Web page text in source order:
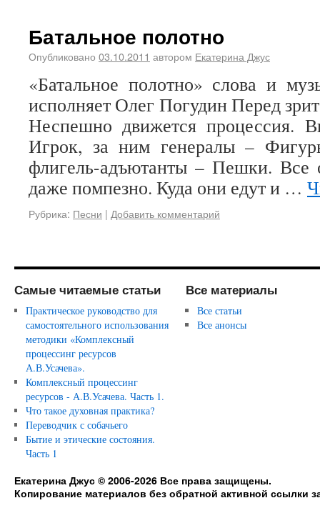
Батальное полотно
Опубликовано 03.10.2011 автором Екатерина Джус
«Батальное полотно» слова и
исполняет Олег Погудин Перед
Неспешно движется процессия.
Игрок, за ним генералы –
флигель-адъютанты – Пешки. Все
даже помпезно. Куда они едут и …
Рубрика: Песни | Добавить комментарий
Самые читаемые статьи
Практическое руководство для
самостоятельного использования
методики «Комплексный
процессинг ресурсов
А.В.Усачева».
Комплексный процессинг
ресурсов - А.В.Усачева. Часть 1.
Что такое духовная практика?
Переводчик с собачьего
Бытие и этические состояния.
Часть 1
Все материалы
Все статьи
Все анонсы
Екатерина Джус © 2006-2026 Все права защищены.
Копирование материалов без обратной активной ссылки